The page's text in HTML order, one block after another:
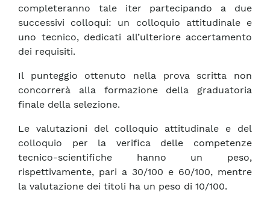
completeranno tale iter partecipando a due
successivi colloqui: un colloquio attitudinale e
uno tecnico, dedicati all’ulteriore accertamento
dei requisiti.
Il punteggio ottenuto nella prova scritta non
concorrerà alla formazione della graduatoria
finale della selezione.
Le valutazioni del colloquio attitudinale e del
colloquio per la verifica delle competenze
tecnico-scientifiche hanno un peso,
rispettivamente, pari a 30/100 e 60/100, mentre
la valutazione dei titoli ha un peso di 10/100.